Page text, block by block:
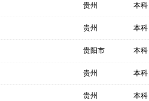
贵州 本科
贵州 本科
贵阳市 本科
贵州 本科
贵州 本科